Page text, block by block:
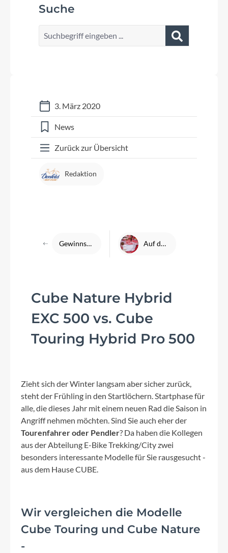
Suche
3. März 2020
News
Zurück zur Übersicht
Redaktion
Gewinnspiel auf unserer Facebookseite Auf der Suche nach Geschenkideen?
Cube Nature Hybrid
EXC 500 vs. Cube
Touring Hybrid Pro 500
Zieht sich der Winter langsam aber sicher zurück,
steht der Frühling in den Startlöchern. Startphase für
alle, die dieses Jahr mit einem neuen Rad die Saison in
Angriff nehmen möchten. Sind Sie auch eher der
Tourenfahrer oder Pendler? Da haben die Kollegen
aus der Abteilung E-Bike Trekking/City zwei
besonders interessante Modelle für Sie rausgesucht -
aus dem Hause CUBE.
Wir vergleichen die Modelle
Cube Touring und Cube Nature
-